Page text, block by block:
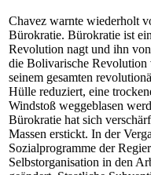
Chavez warnte wiederholt
Bürokratie. Bürokratie ist
Revolution nagt und ihn
die Bolivarische Revolution
seinem gesamten
Hülle reduziert, eine
Windstoß weggeblasen
Bürokratie hat sich
Massen erstickt. In der
Sozialprogramme der
Selbstorganisation in den